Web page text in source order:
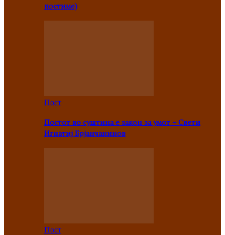
постиме)
Пост
Постот во суштина е закон за умот – Свети
Игнатиј Брјанчанинов
Пост